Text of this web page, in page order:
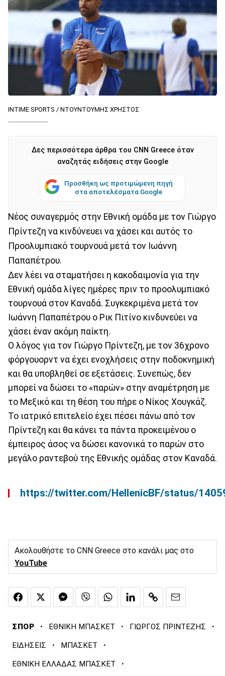
INTIME SPORTS / ΝΤΟΥΝΤΟΥΜΗΣ ΧΡΗΣΤΟΣ
Δες περισσότερα άρθρα του CNN Greece όταν
αναζητάς ειδήσεις στην Google
Προσθήκη ως προτιμώμενη πηγή
στα αποτελέσματα Google
Νέος συναγερμός στην Εθνική ομάδα με τον Γιώργο
Πρίντεζη να κινδύνευει να χάσει και αυτός το
Προολυμπιακό τουρνουά μετά τον Ιωάννη
Παπαπέτρου.
Δεν λέει να σταματήσει η κακοδαιμονία για την
Εθνική ομάδα λίγες ημέρες πριν το προολυμπιακό
τουρνουά στον Καναδά. Συγκεκριμένα μετά τον
Ιωάννη Παπαπέτρου ο Ρικ Πιτίνο κινδυνεύει να
χάσει έναν ακόμη παίκτη.
Ο λόγος για τον Γιώργο Πρίντεζη, με τον 36χρονο
φόργουορντ να έχει ενοχλήσεις στην ποδοκνημική
και θα υποβληθεί σε εξετάσεις. Συνεπώς, δεν
μπορεί να δώσει το «παρών» στην αναμέτρηση με
το Μεξικό και τη θέση του πήρε ο Νίκος Χουγκάζ.
Το ιατρικό επιτελείο έχει πέσει πάνω από τον
Πρίντεζη και θα κάνει τα πάντα προκειμένου ο
έμπειρος άσος να δώσει κανονικά το παρών στο
μεγάλο ραντεβού της Εθνικής ομάδας στον Καναδά.
https://twitter.com/HellenicBF/status/
Ακολουθήστε το CNN Greece στο κανάλι μας στο
YouTube
ΣΠΟΡ · ΕΘΝΙΚΗ ΜΠΑΣΚΕΤ · ΓΙΩΡΓΟΣ ΠΡΙΝΤΕΖΗΣ ·
ΕΙΔΗΣΕΙΣ · ΜΠΑΣΚΕΤ ·
ΕΘΝΙΚΗ ΕΛΛΑΔΑΣ ΜΠΑΣΚΕΤ ·